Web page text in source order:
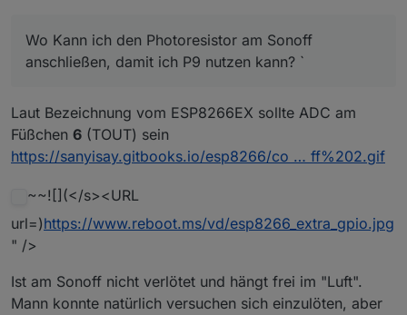
Wo Kann ich den Photoresistor am Sonoff
anschließen, damit ich P9 nutzen kann? `
Laut Bezeichnung vom ESP8266EX sollte ADC am
Füßchen 6 (TOUT) sein
https://sanyisay.gitbooks.io/esp8266/co … ff%202.gif
~~![](</s><URL
url=)https://www.reboot.ms/vd/esp8266_extra_gpio.jpg
" />
Ist am Sonoff nicht verlötet und hängt frei im "Luft".
Mann konnte natürlich versuchen sich einzulöten, aber